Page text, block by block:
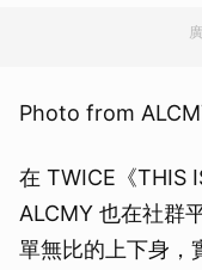
Photo from
在 TWICE《THIS
ALCMY 也在社群
單無比的上下身，